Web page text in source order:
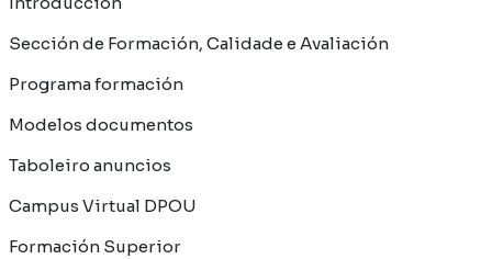
Sección de Formación, Calidade e Avaliación
Programa formación
Modelos documentos
Taboleiro anuncios
Campus Virtual DPOU
Formación Superior